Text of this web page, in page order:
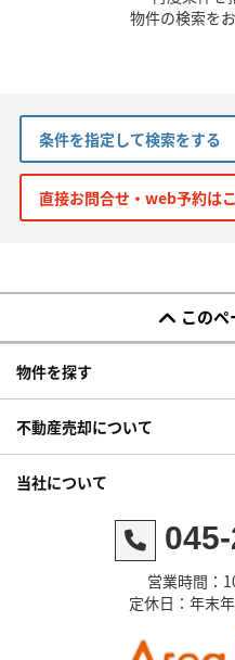
物件の検索を
条件を指定して検索をする
直接お問合せ・web予約は
この
物件を探す
不動産売却について
当社について
営業時間：
定休日：年末